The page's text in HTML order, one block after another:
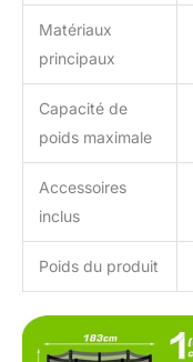
Matériaux
principaux
Capacité de
poids maximale
Accessoires
inclus
Poids du produit